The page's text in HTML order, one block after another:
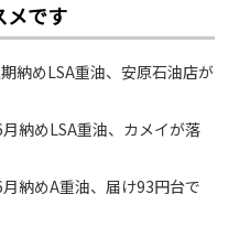
メです
納めLSA重油、安原石油店が
納めLSA重油、カメイが落
納めA重油、届け93円台で